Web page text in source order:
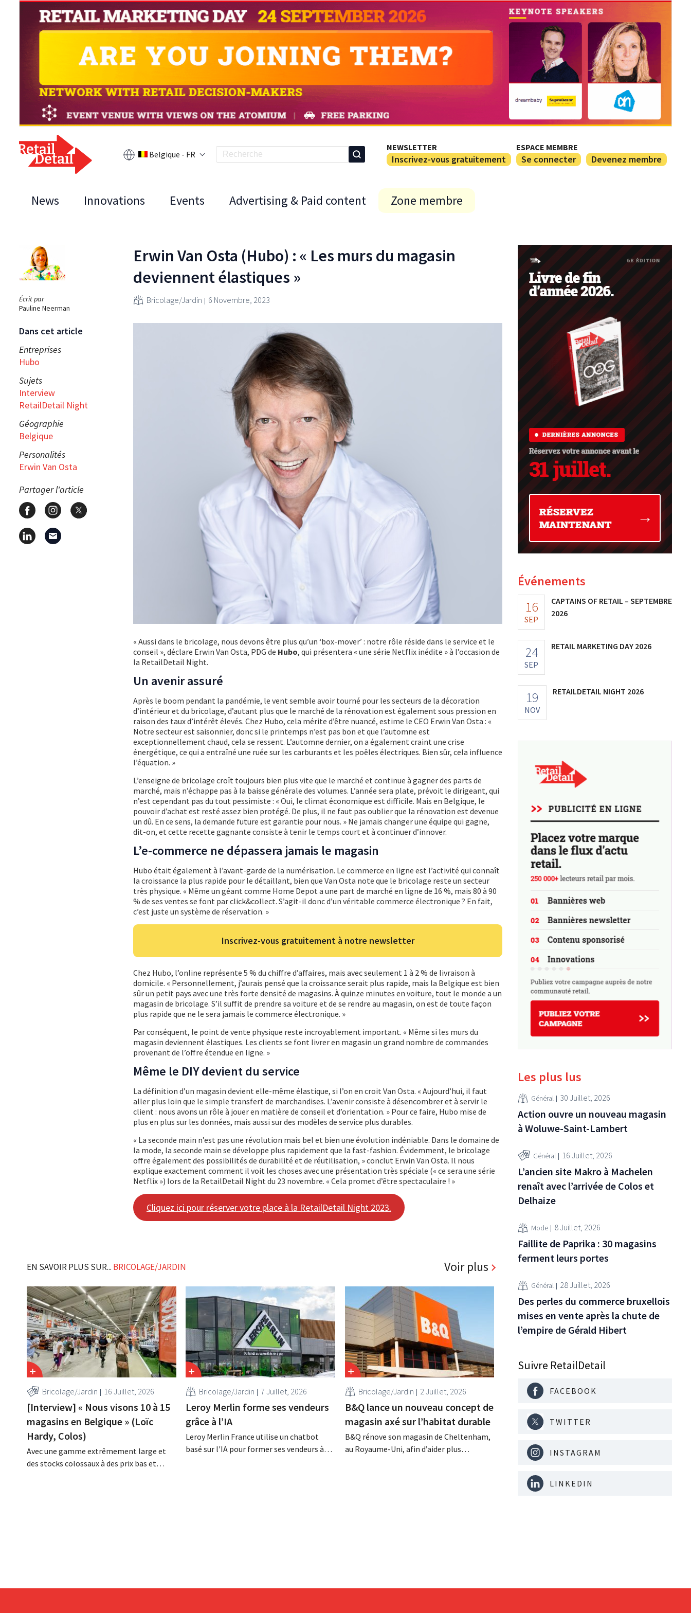
Belgique - FR
NEWSLETTER
Inscrivez-vous gratuitement
ESPACE MEMBRE
Se connecter Devenez membre
News Innovations Events Advertising & Paid content Zone membre
Écrit par
Pauline Neerman
Dans cet article
Entreprises
Hubo
Sujets
Interview
RetailDetail Night
Géographie
Belgique
Personalités
Erwin Van Osta
Partager l'article
Erwin Van Osta (Hubo) : « Les murs du magasin
deviennent élastiques »
Bricolage/Jardin 6 Novembre, 2023
« Aussi dans le bricolage, nous devons être plus qu’un ‘box-mover’ : notre rôle réside dans le service et le
conseil », déclare Erwin Van Osta, PDG de Hubo, qui présentera « une série Netflix inédite » à l’occasion de
la RetailDetail Night.
Un avenir assuré
Après le boom pendant la pandémie, le vent semble avoir tourné pour les secteurs de la décoration
d’intérieur et du bricolage, d’autant plus que le marché de la rénovation est également sous pression en
raison des taux d’intérêt élevés. Chez Hubo, cela mérite d’être nuancé, estime le CEO Erwin Van Osta : «
Notre secteur est saisonnier, donc si le printemps n’est pas bon et que l’automne est
exceptionnellement chaud, cela se ressent. L’automne dernier, on a également craint une crise
énergétique, ce qui a entraîné une ruée sur les carburants et les poêles électriques. Bien sûr, cela influence
l’équation. »
L’enseigne de bricolage croît toujours bien plus vite que le marché et continue à gagner des parts de
marché, mais n’échappe pas à la baisse générale des volumes. L’année sera plate, prévoit le dirigeant, qui
n’est cependant pas du tout pessimiste : « Oui, le climat économique est difficile. Mais en Belgique, le
pouvoir d’achat est resté assez bien protégé. De plus, il ne faut pas oublier que la rénovation est devenue
un dû. En ce sens, la demande future est garantie pour nous. » Ne jamais changer une équipe qui gagne,
dit-on, et cette recette gagnante consiste à tenir le temps court et à continuer d’innover.
L’e-commerce ne dépassera jamais le magasin
Hubo était également à l’avant-garde de la numérisation. Le commerce en ligne est l’activité qui connaît
la croissance la plus rapide pour le détaillant, bien que Van Osta note que le bricolage reste un secteur
très physique. « Même un géant comme Home Depot a une part de marché en ligne de 16 %, mais 80 à 90
% de ses ventes se font par click&collect. S’agit-il donc d’un véritable commerce électronique ? En fait,
c’est juste un système de réservation. »
Inscrivez-vous gratuitement à notre newsletter
Chez Hubo, l’online représente 5 % du chiffre d’affaires, mais avec seulement 1 à 2 % de livraison à
domicile. « Personnellement, j’aurais pensé que la croissance serait plus rapide, mais la Belgique est bien
sûr un petit pays avec une très forte densité de magasins. À quinze minutes en voiture, tout le monde a un
magasin de bricolage. S’il suffit de prendre sa voiture et de se rendre au magasin, on est de toute façon
plus rapide que ne le sera jamais le commerce électronique. »
Par conséquent, le point de vente physique reste incroyablement important. « Même si les murs du
magasin deviennent élastiques. Les clients se font livrer en magasin un grand nombre de commandes
provenant de l’offre étendue en ligne. »
Même le DIY devient du service
La définition d’un magasin devient elle-même élastique, si l’on en croit Van Osta. « Aujourd’hui, il faut
aller plus loin que le simple transfert de marchandises. L’avenir consiste à désencombrer et à servir le
client : nous avons un rôle à jouer en matière de conseil et d’orientation. » Pour ce faire, Hubo mise de
plus en plus sur les données, mais aussi sur des modèles de service plus durables.
« La seconde main n’est pas une révolution mais bel et bien une évolution indéniable. Dans le domaine de
la mode, la seconde main se développe plus rapidement que la fast-fashion. Évidemment, le bricolage
offre également des possibilités de durabilité et de réutilisation, » conclut Erwin Van Osta. Il nous
explique exactement comment il voit les choses avec une présentation très spéciale (« ce sera une série
Netflix ») lors de la RetailDetail Night du 23 novembre. « Cela promet d’être spectaculaire ! »
Cliquez ici pour réserver votre place à la RetailDetail Night 2023.
EN SAVOIR PLUS SUR... BRICOLAGE/JARDIN Voir plus
Bricolage/Jardin 16 Juillet, 2026
[Interview] « Nous visons 10 à 15
magasins en Belgique » (Loïc
Hardy, Colos)
Avec une gamme extrêmement large et
des stocks colossaux à des prix bas et
Bricolage/Jardin 7 Juillet, 2026
Leroy Merlin forme ses vendeurs
grâce à l’IA
Leroy Merlin France utilise un chatbot
basé sur l'IA pour former ses vendeurs à
Bricolage/Jardin 2 Juillet, 2026
B&Q lance un nouveau concept de
magasin axé sur l’habitat durable
B&Q rénove son magasin de Cheltenham,
au Royaume-Uni, afin d’aider plus
Événements
16
SEP
CAPTAINS OF RETAIL – SEPTEMBRE
2026
24
SEP
RETAIL MARKETING DAY 2026
19
NOV
RETAILDETAIL NIGHT 2026
Les plus lus
Général 30 Juillet, 2026
Action ouvre un nouveau magasin
à Woluwe-Saint-Lambert
Général 16 Juillet, 2026
L’ancien site Makro à Machelen
renaît avec l’arrivée de Colos et
Delhaize
Mode 8 Juillet, 2026
Faillite de Paprika : 30 magasins
ferment leurs portes
Général 28 Juillet, 2026
Des perles du commerce bruxellois
mises en vente après la chute de
l’empire de Gérald Hibert
Suivre RetailDetail
FACEBOOK
TWITTER
INSTAGRAM
LINKEDIN